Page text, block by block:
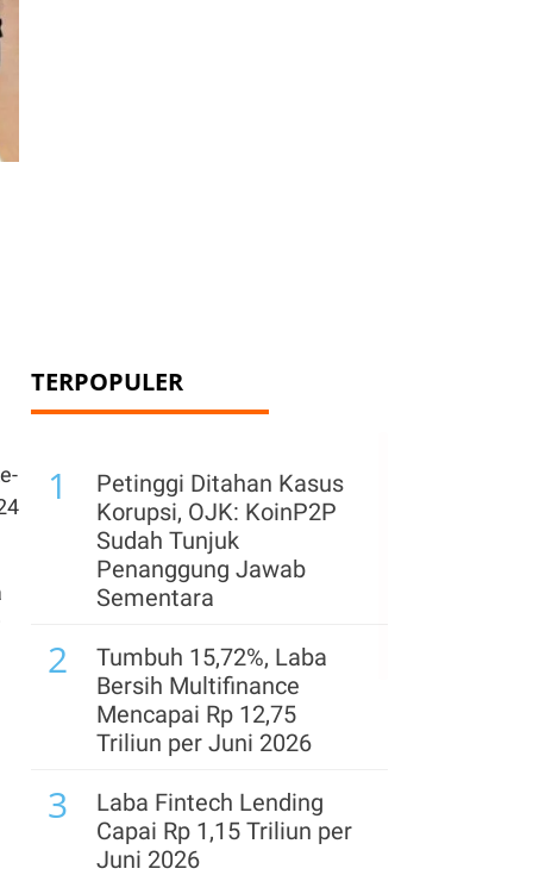
TERPOPULER
1
Petinggi Ditahan Kasus
Korupsi, OJK: KoinP2P
Sudah Tunjuk
Penanggung Jawab
Sementara
2
Tumbuh 15,72%, Laba
Bersih Multifinance
Mencapai Rp 12,75
Triliun per Juni 2026
3
Laba Fintech Lending
Capai Rp 1,15 Triliun per
Juni 2026